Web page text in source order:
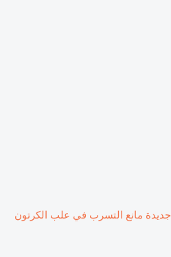
جديدة مانع التسرب في علب الكرتون